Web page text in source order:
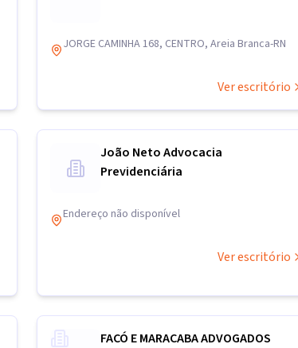
JORGE CAMINHA 168, CENTRO, Areia Branca-RN
Ver escritório
João Neto Advocacia
Previdenciária
Endereço não disponível
Ver escritório
FACÓ E MARACABA ADVOGADOS